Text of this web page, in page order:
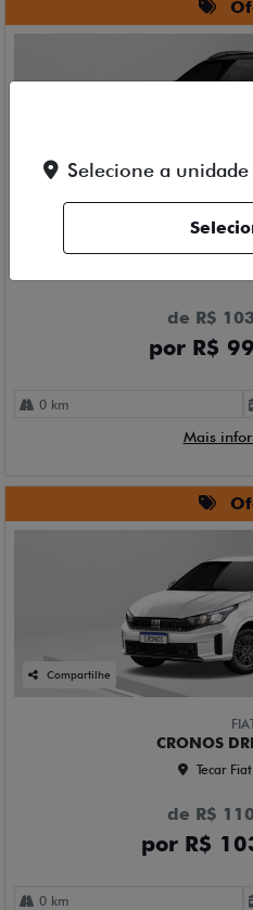
Compartilhe
de R$
por R$
0 km
Mais
Compartilhe
CRONOS
Tecar
de R$
por R$
0 km
Selecione a